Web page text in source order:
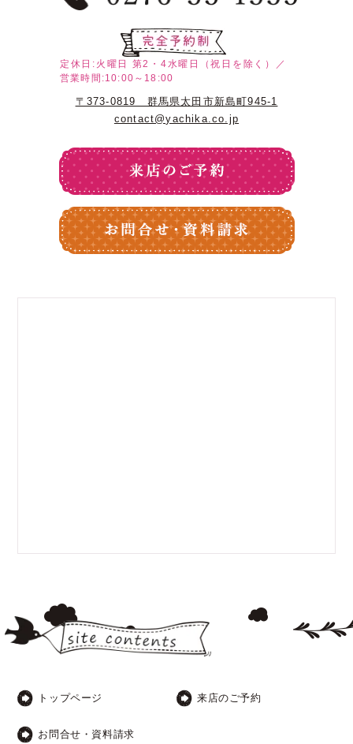
定休日:火曜日
第2・4水曜日（祝日を除く）／
営業時間:10:00～18:00
〒373-0819 群馬県太田市新島町945-1
contact@yachika.co.jp
トップページ 来店のご予約
お問合せ・資料請求